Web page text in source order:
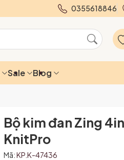
0355618846
Sale Blog
Bộ kim đan Zing
KnitPro
Mã:KP.K-47436